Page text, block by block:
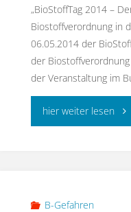
„BioStoffTag 2014 –
Biostoffverordnung in
06.05.2014 der
der
der Veranstaltung im
hier weiter lesen
B-Gefahren